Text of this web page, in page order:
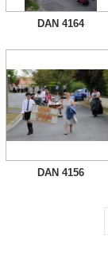
DAN 4164
DAN 4156